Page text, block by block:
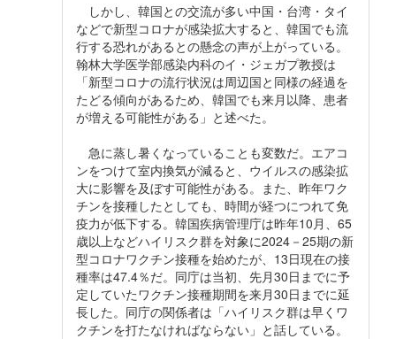
しかし、韓国との交流が多い中国・台湾・タイ
などで新型コロナが感染拡大すると、韓国でも流
行する恐れがあるとの懸念の声が上がっている。
翰林大学医学部感染内科のイ・ジェガプ教授は
「新型コロナの流行状況は周辺国と同様の経過を
たどる傾向があるため、韓国でも来月以降、患者
が増える可能性がある」と述べた。
急に蒸し暑くなっていることも変数だ。エアコ
ンをつけて室内換気が減ると、ウイルスの感染拡
大に影響を及ぼす可能性がある。また、昨年ワク
チンを接種したとしても、時間が経つにつれて免
疫力が低下する。韓国疾病管理庁は昨年10月、65
歳以上などハイリスク群を対象に2024－25期の新
型コロナワクチン接種を始めたが、13日現在の接
種率は47.4％だ。同庁は当初、先月30日までに予
定していたワクチン接種期間を来月30日までに延
長した。同庁の関係者は「ハイリスク群は早くワ
クチンを打たなければならない」と話している。